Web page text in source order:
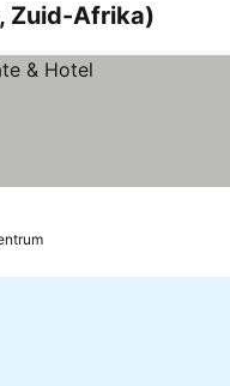
Zuid-Afrika)